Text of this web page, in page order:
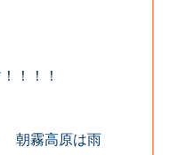
！！！
朝霧高原は雨